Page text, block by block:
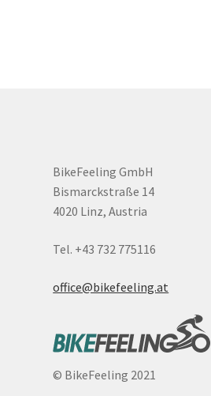
BikeFeeling GmbH
Bismarckstraße 14
4020 Linz, Austria
Tel. +43 732 775116
office@bikefeeling.at
© BikeFeeling 2021